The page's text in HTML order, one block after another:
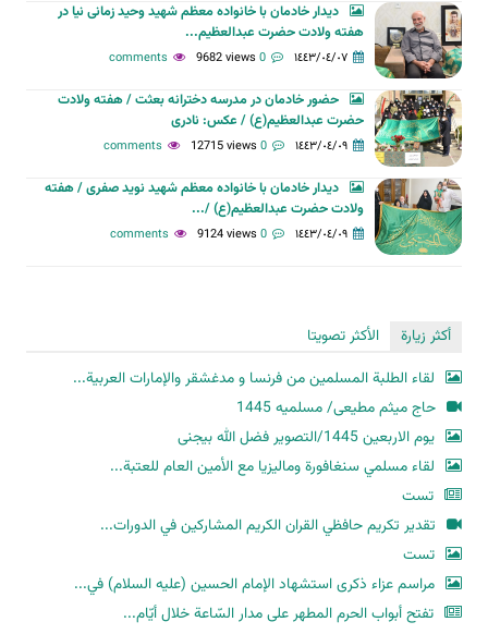
دیدار خادمان با خانواده معظم شهید وحید زمانی نیا در
هفته ولادت حضرت عبدالعظیم...
١٤٤٣/٠٤/٠٧ 0 comments
9682 views
حضور خادمان در مدرسه دخترانه بعثت / هفته ولادت
حضرت عبدالعظیم(ع) / عکس: نادری
١٤٤٣/٠٤/٠٩ 0 comments
12715 views
دیدار خادمان با خانواده معظم شهید نوید صفری / هفته
ولادت حضرت عبدالعظیم(ع) /...
١٤٤٣/٠٤/٠٩ 0 comments
9124 views
أكثر زيارة
الأكثر تصويتا
لقاء الطلبة المسلمين من فرنسا و مدغشقر والإمارات العربية...
حاج میثم مطیعی/ مسلمیه 1445
یوم الاربعین 1445/التصویر فضل الله بیجنی
لقاء مسلمي سنغافورة وماليزيا مع الأمين العام للعتبة...
تست
تقدير تكريم حافظي القران الكريم المشاركين في الدورات...
تست
مراسم عزاء ذكرى استشهاد الإمام الحسين (عليه السلام) في...
تفتح أبواب الحرم المطهر على مدار السّاعة خلال أيّام...